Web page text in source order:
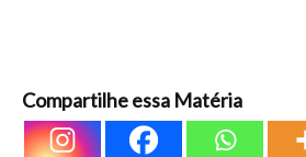
Compartilhe essa Matéria